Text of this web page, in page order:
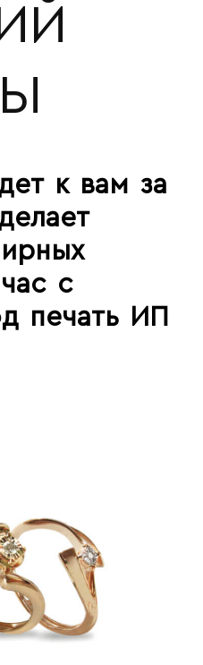
к вам за
с
печать ИП